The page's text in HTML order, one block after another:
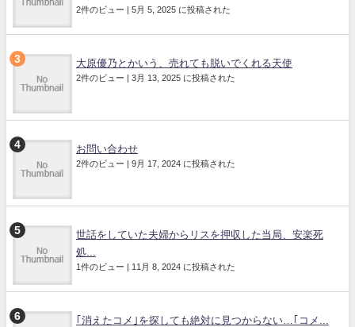
2件のビュー 5月 5, 2025 に投稿された
大原優乃とかいう、売れても脱いでくれる天使
2件のビュー 3月 13, 2025 に投稿された
お問い合わせ
2件のビュー 9月 17, 2024 に投稿された
世話をしていた夫婦からリスを押収した当局、安楽死
処...
1件のビュー 11月 8, 2024 に投稿された
｢消えたコメ｣を探しても絶対に見つからない…｢コメ...